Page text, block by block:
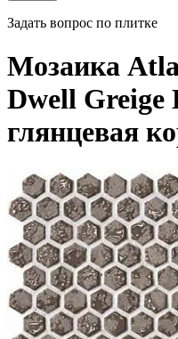
Задать вопрос по плитке
Мозаика
Dwell Greige
глянцевая